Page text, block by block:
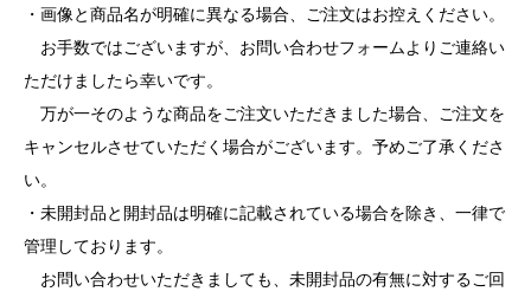
・画像と商品名が明確に異なる場合、ご注文はお控えください。
お手数ではございますが、お問い合わせフォームよりご連絡い
ただけましたら幸いです。
万が一そのような商品をご注文いただきました場合、ご注文を
キャンセルさせていただく場合がございます。予めご了承くださ
い。
・未開封品と開封品は明確に記載されている場合を除き、一律で
管理しております。
お問い合わせいただきましても、未開封品の有無に対するご回